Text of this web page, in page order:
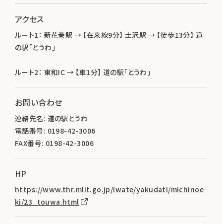
アクセス
ルート1： 新花巻駅 → 【在来線9分】 土沢駅 → 【徒歩13分】 道
の駅「とうわ」
ルート2： 東和IC → 【車1分】 道の駅「とうわ」
お問い合わせ
連絡先名: 道の駅とうわ
電話番号: 0198-42-3006
FAX番号: 0198-42-3006
HP
https://www.thr.mlit.go.jp/iwate/yakudati/michinoe
ki/23_touwa.html